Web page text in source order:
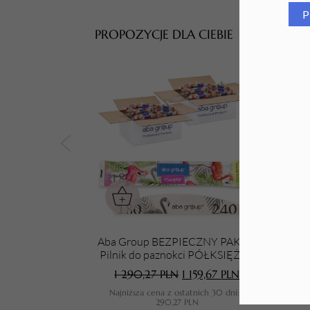
PROPOZYCJE DLA CIEBIE
Aba Group BEZPIECZNY PAKIET
Pilnik do paznokci PÓŁKSIĘŻYC
180/240 STANDARD - FLAMING,
1000 sztuk
1 290,27PLN 1 159,67 PLN
Najniższa cena z ostatnich 30 dni:
290,27 PLN